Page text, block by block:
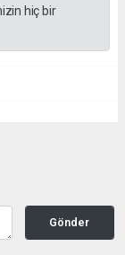
hiç bir
Gönder